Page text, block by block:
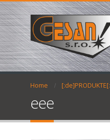
Home
eee